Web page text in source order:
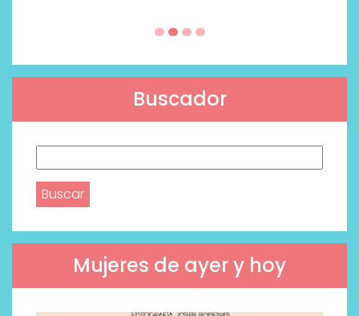
Buscador
Mujeres de ayer y hoy